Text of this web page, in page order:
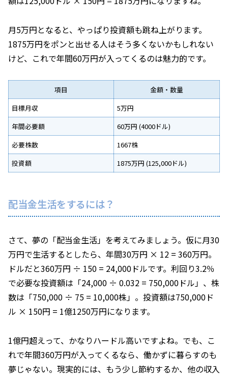
月5万円となると、やっぱり投資額も跳ね上がります。
1875万円をポンと出せる人はそう多くないかもしれない
けど、これで年間60万円が入ってくるのは魅力的です。
項目
金額・数量
目標月収
5万円
年間必要額
60万円 (4000ドル)
必要株数
1667株
投資額
1875万円 (125,000ドル)
配当金生活をするには？
さて、夢の「配当金生活」を考えてみましょう。仮に月30
万円で生活するとしたら、年間30万円 × 12 = 360万円。
ドルだと360万円 ÷ 150 = 24,000ドルです。利回り3.2％
で必要な投資額は「24,000 ÷ 0.032 = 750,000ドル」、株
数は「750,000 ÷ 75 = 10,000株」。投資額は750,000ド
ル × 150円 = 1億1250万円になります。
1億円超えって、かなりハードル高いですよね。でも、こ
れで年間360万円が入ってくるなら、働かずに暮らすのも
夢じゃない。現実的には、もう少し節約するか、他の収入